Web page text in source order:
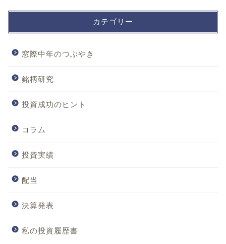
カテゴリー
窓際中年のつぶやき
銘柄研究
投資成功のヒント
コラム
投資実績
配当
決算発表
私の投資履歴書